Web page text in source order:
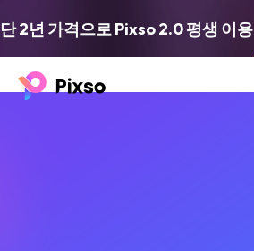
단 2년 가격으로 Pixso 2.0 평생 이용